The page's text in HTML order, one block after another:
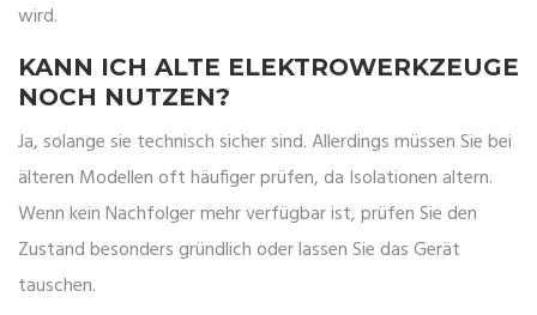
wird.
KANN ICH ALTE ELEKTROWERKZEUGE
NOCH NUTZEN?
Ja, solange sie technisch sicher sind. Allerdings müssen Sie bei
älteren Modellen oft häufiger prüfen, da Isolationen altern.
Wenn kein Nachfolger mehr verfügbar ist, prüfen Sie den
Zustand besonders gründlich oder lassen Sie das Gerät
tauschen.